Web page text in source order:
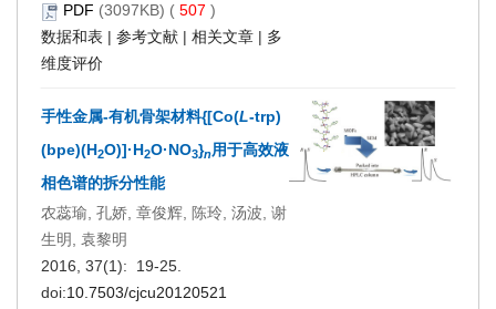
PDF (3097KB) ( 507 )
数据和表 | 参考文献 | 相关文章 | 多
维度评价
手性金属-有机骨架材料{[Co(L-trp)
(bpe)(H2O)]·H2O·NO3}n用于高效液
相色谱的拆分性能
农蕊瑜, 孔娇, 章俊辉, 陈玲, 汤波, 谢
生明, 袁黎明
2016, 37(1): 19-25.
doi:10.7503/cjcu20120521